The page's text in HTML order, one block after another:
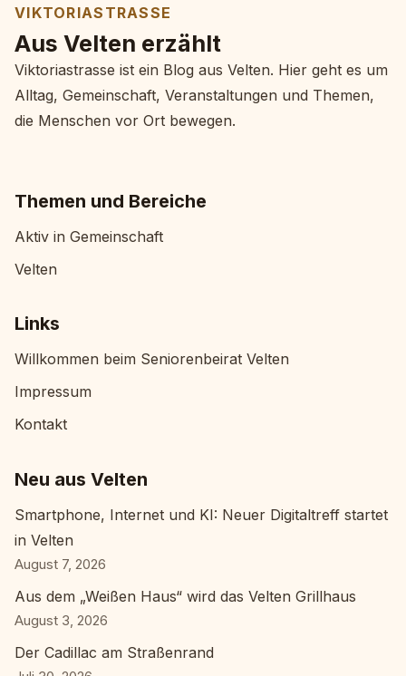
VIKTORIASTRASSE
Aus Velten erzählt
Viktoriastrasse ist ein Blog aus Velten. Hier geht es um
Alltag, Gemeinschaft, Veranstaltungen und Themen,
die Menschen vor Ort bewegen.
Themen und Bereiche
Aktiv in Gemeinschaft
Velten
Links
Willkommen beim Seniorenbeirat Velten
Impressum
Kontakt
Neu aus Velten
Smartphone, Internet und KI: Neuer Digitaltreff startet
in Velten
August 7, 2026
Aus dem „Weißen Haus“ wird das Velten Grillhaus
August 3, 2026
Der Cadillac am Straßenrand